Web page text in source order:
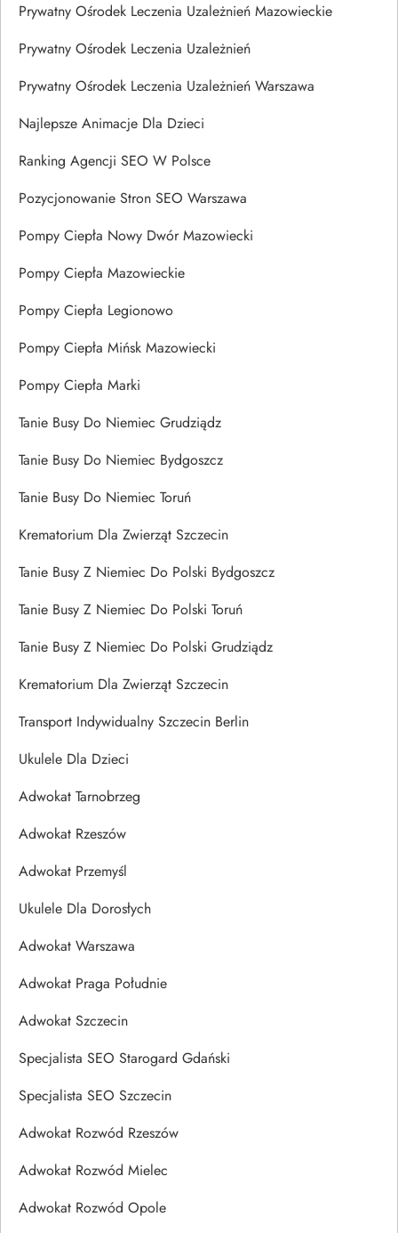
Prywatny Ośrodek Leczenia Uzależnień Mazowieckie
Prywatny Ośrodek Leczenia Uzależnień
Prywatny Ośrodek Leczenia Uzależnień Warszawa
Najlepsze Animacje Dla Dzieci
Ranking Agencji SEO W Polsce
Pozycjonowanie Stron SEO Warszawa
Pompy Ciepła Nowy Dwór Mazowiecki
Pompy Ciepła Mazowieckie
Pompy Ciepła Legionowo
Pompy Ciepła Mińsk Mazowiecki
Pompy Ciepła Marki
Tanie Busy Do Niemiec Grudziądz
Tanie Busy Do Niemiec Bydgoszcz
Tanie Busy Do Niemiec Toruń
Krematorium Dla Zwierząt Szczecin
Tanie Busy Z Niemiec Do Polski Bydgoszcz
Tanie Busy Z Niemiec Do Polski Toruń
Tanie Busy Z Niemiec Do Polski Grudziądz
Krematorium Dla Zwierząt Szczecin
Transport Indywidualny Szczecin Berlin
Ukulele Dla Dzieci
Adwokat Tarnobrzeg
Adwokat Rzeszów
Adwokat Przemyśl
Ukulele Dla Dorosłych
Adwokat Warszawa
Adwokat Praga Południe
Adwokat Szczecin
Specjalista SEO Starogard Gdański
Specjalista SEO Szczecin
Adwokat Rozwód Rzeszów
Adwokat Rozwód Mielec
Adwokat Rozwód Opole